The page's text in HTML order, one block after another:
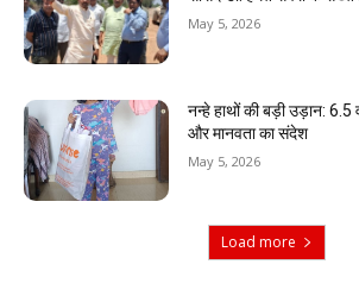
May 5, 2026
नन्हे हाथों की बड़ी उड़ान: 6.5
और मानवता का संदेश
May 5, 2026
Load more